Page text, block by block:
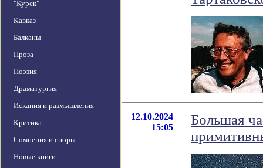
"Курск"
Кавказ
Балканы
Проза
Поэзия
Драматургия
Искания и размышления
Критика
Сомнения и споры
Новые книги
12.10.2024
15:05
Большая